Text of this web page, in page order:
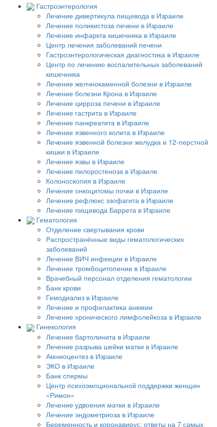
Гастроэнтерология
Лечение дивертикула пищевода в Израиле
Лечение поликистоза печени в Израиле
Лечение инфаркта кишечника в Израиле
Центр лечения заболеваний печени
Гастроэнтерологическая диагностика в Израиле
Центр по лечению воспалительных заболеваний
кишечника
Лечение желчнокаменной болезни в Израиле
Лечение болезни Крона в Израиле
Лечение цирроза печени в Израиле
Лечение гастрита в Израиле
Лечение панкреатита в Израиле
Лечение язвенного колита в Израиле
Лечение язвенной болезни желудка и 12-перстной
кишки в Израиле
Лечение язвы в Израиле
Лечение пилоростеноза в Израиле
Колоноскопия в Израиле
Лечение онкоцитомы почки в Израиле
Лечение рефлюкс эзофагита в Израиле
Лечение пищевода Баррета в Израиле
Гематология
Отделение свертывания крови
Распространённые виды гематологических
заболеваний
Лечение ВИЧ инфекции в Израиле
Лечение тромбоцитопении в Израиле
Врачебный персонал отделения гематологии
Банк крови
Гемодиализ в Израиле
Лечение и профилактика анемии
Лечение хронического лимфолейкоза в Израиле
Гинекология
Лечение бартолинита в Израиле
Лечение разрыва шейки матки в Израиле
Амниоцентез в Израиле
ЭКО в Израиле
Банк спермы
Центр психоэмоциональной поддержки женщин
«Римон»
Лечение удвоения матки в Израиле
Лечение эндометриоза в Израиле
Беременность и коронавирус: ответы на 7 самых